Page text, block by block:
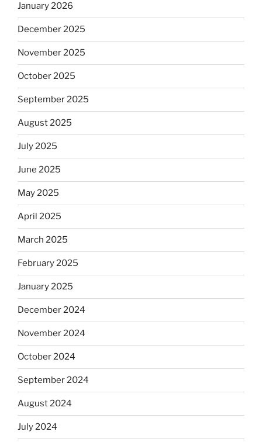
January 2026
December 2025
November 2025
October 2025
September 2025
August 2025
July 2025
June 2025
May 2025
April 2025
March 2025
February 2025
January 2025
December 2024
November 2024
October 2024
September 2024
August 2024
July 2024